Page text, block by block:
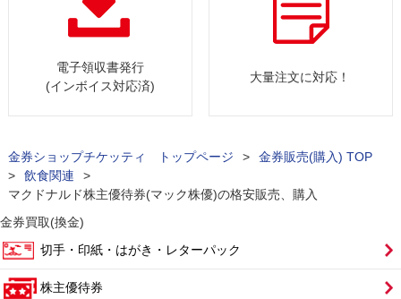
電子領収書発行
(インボイス対応済)
大量注文に対応！
金券ショップチケッティ トップページ >
金券販売(購入) TOP
>
飲食関連
>
マクドナルド株主優待券(マック株優)の格安販売、購入
金券買取(換金)
切手・印紙・はがき・レターパック
株主優待券